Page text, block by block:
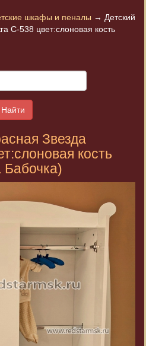
шкафы и пеналы → Детский
С-538 цвет:слоновая кость
Найти
Звезда
кость
Бабочка)